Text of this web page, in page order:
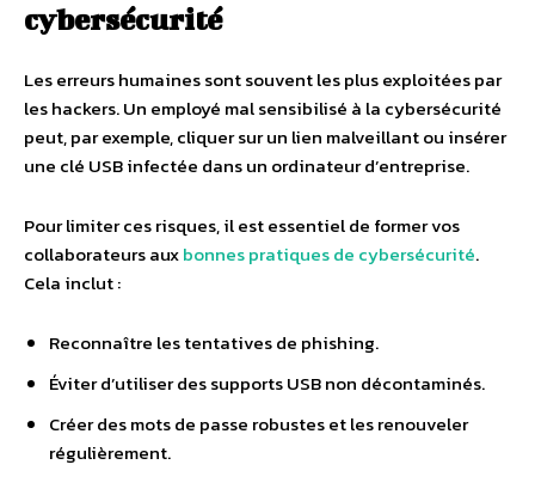
cybersécurité
Les erreurs humaines sont souvent les plus exploitées par
les hackers. Un employé mal sensibilisé à la cybersécurité
peut, par exemple, cliquer sur un lien malveillant ou insérer
une clé USB infectée dans un ordinateur d’entreprise.
Pour limiter ces risques, il est essentiel de former vos
collaborateurs auxbonnes pratiques de cybersécurité.
Cela inclut :
Reconnaître les tentatives de phishing.
Éviter d’utiliser des supports USB non décontaminés.
Créer des mots de passe robustes et les renouveler
régulièrement.